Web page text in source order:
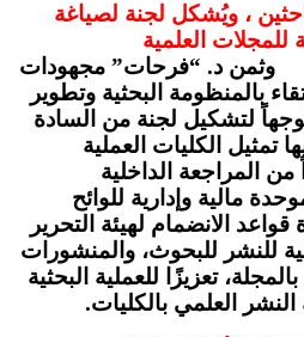
، ويُشكل لجنة لصياغة
للمجلات العلمية
مجهودات
بالمنظومة البحثية وتطوير
لتشكيل لجنة من السادة
تمثيل الكليات العملية
المراجعة الداخلية
مالية وإدارية للوائح
قواعد الانضمام لهيئة التحرير
للنشر للبحوث، والمنشورات
تعزيزًا للعملية البحثية
العلمي بالكليات.